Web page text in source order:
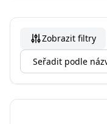
Zobrazit filtry